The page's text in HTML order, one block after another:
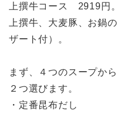
上撰牛コース 2919円。
上撰牛、大麦豚、お鍋
ザート付）。
まず、４つのスープから
２つ選びます。
・定番昆布だし